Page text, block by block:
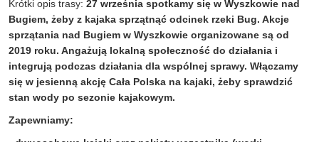
Krótki opis trasy: 27 września spotkamy się w Wyszkowie nad
Bugiem, żeby z kajaka sprzątnąć odcinek rzeki Bug. Akcje
sprzątania nad Bugiem w Wyszkowie organizowane są od
2019 roku. Angażują lokalną społeczność do działania i
integrują podczas działania dla wspólnej sprawy. Włączamy
się w jesienną akcję Cała Polska na kajaki, żeby sprawdzić
stan wody po sezonie kajakowym.
Zapewniamy: